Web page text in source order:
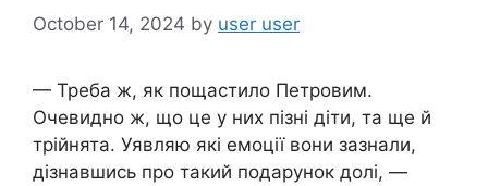
October 14, 2024 by user user
— Треба ж, як пощастило Петровим.
Очевидно ж, що це у них пізні діти, та ще й
трійнята. Уявляю які емоції вони зазнали,
дізнавшись про такий подарунок долі, —